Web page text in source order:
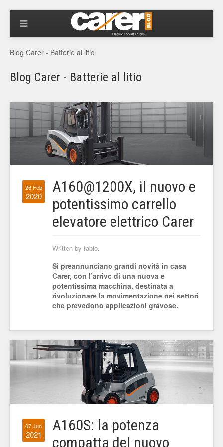
Blog Carer - Batterie al litio
Blog Carer - Batterie al litio
26 Feb
2020
A160@1200X, il nuovo e
potentissimo carrello
elevatore elettrico Carer
Written by fabio.
Si preannunciano grandi novità in casa
Carer, con l’arrivo di una nuova e
potentissima macchina, destinata a
rivoluzionare la movimentazione nei settori
che prevedono applicazioni gravose.
07 Jun
2021
A160S: la potenza
compatta del nuovo